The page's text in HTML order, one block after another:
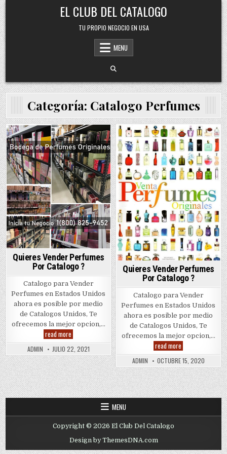
Skip
to
content
EL CLUB DEL CATALOGO
TU PROPIO NEGOCIO EN USA
MENU
Categoría: Catalogo Perfumes
Posted
in
Quieres Vender Perfumes
Por Catalogo ?
Catalogo para Vender
Perfumes en Estados Unidos
ahora es posible por medio
de Catalogos Unidos, Te
ofrecemos la mejor opcion,…
read more
Vender
Perfumes
Por
Catalogo
?
ADMIN JULIO 22, 2021
Posted
in
Quieres Vender Perfumes
Por Catalogo ?
Catalogo para Vender
Perfumes en Estados Unidos
ahora es posible por medio
de Catalogos Unidos, Te
ofrecemos la mejor opcion,…
read more
Vender
Perfumes
Por
Catalogo
?
ADMIN OCTUBRE 15, 2020
MENU
Copyright © 2026 El Club Del Catalogo
Design by ThemesDNA.com